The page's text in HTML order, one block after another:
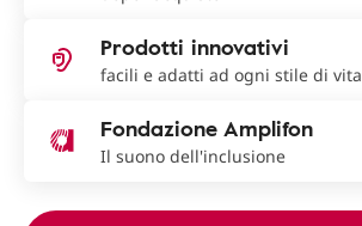
Prodotti innovativi
facili e adatti ad ogni stile di vita
Fondazione Amplifon
Il suono dell'inclusione